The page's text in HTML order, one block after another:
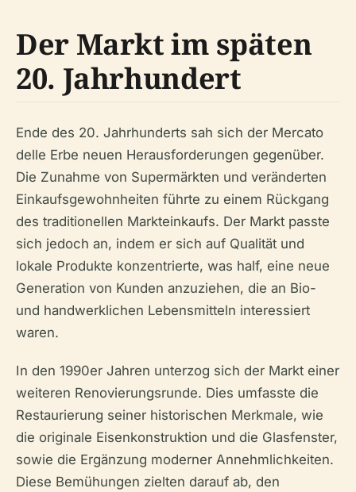
Der Markt im späten
20. Jahrhundert
Ende des 20. Jahrhunderts sah sich der Mercato
delle Erbe neuen Herausforderungen gegenüber.
Die Zunahme von Supermärkten und veränderten
Einkaufsgewohnheiten führte zu einem Rückgang
des traditionellen Markteinkaufs. Der Markt passte
sich jedoch an, indem er sich auf Qualität und
lokale Produkte konzentrierte, was half, eine neue
Generation von Kunden anzuziehen, die an Bio-
und handwerklichen Lebensmitteln interessiert
waren.
In den 1990er Jahren unterzog sich der Markt einer
weiteren Renovierungsrunde. Dies umfasste die
Restaurierung seiner historischen Merkmale, wie
die originale Eisenkonstruktion und die Glasfenster,
sowie die Ergänzung moderner Annehmlichkeiten.
Diese Bemühungen zielten darauf ab, den